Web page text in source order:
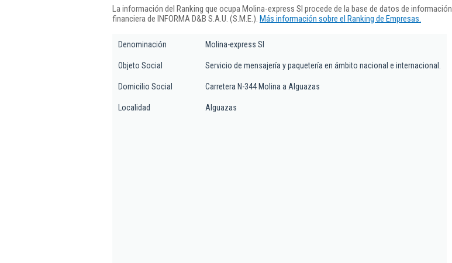
La información del Ranking que ocupa Molina-express Sl procede de la base de datos de información
financiera de INFORMA D&B S.A.U. (S.M.E.). Más información sobre el Ranking de Empresas.
Denominación Molina-express Sl
Objeto Social Servicio de mensajería y paquetería en ámbito nacional e internacional.
Domicilio Social Carretera N-344 Molina a Alguazas
Localidad Alguazas